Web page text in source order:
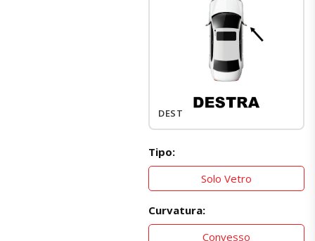
DESTRO
Tipo:
Solo Vetro
Curvatura:
Convesso